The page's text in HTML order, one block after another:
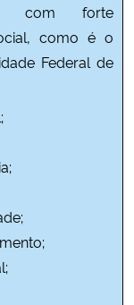
com forte
como é o
Federal de